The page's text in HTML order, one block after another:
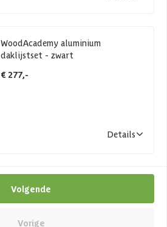
WoodAcademy aluminium
daklijstset - zwart
€ 277,-
Details
Vorige
Volgende